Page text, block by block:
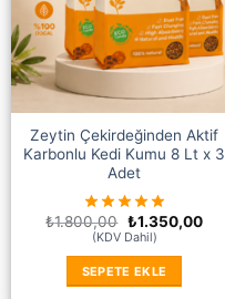
Zeytin Çekirdeğinden Aktif
Karbonlu Kedi Kumu 8 Lt x 3
Adet
₺1.800,00 Orijinal
fiyat:
₺1.800,00.
₺1.350,00Şu
(KDV Dahil)
SEPETE EKLE